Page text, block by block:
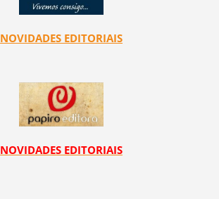
NOVIDADES EDITORIAIS
NOVIDADES EDITORIAIS